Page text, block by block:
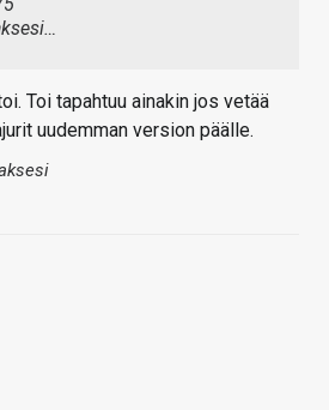
Toi tapahtuu ainakin jos vetää
uudemman version päälle.